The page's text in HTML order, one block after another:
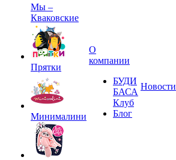
Мы –
Кваковские
Прятки
Минималини
О
компании
БУДИ
БАСА
Клуб
Блог
Новости